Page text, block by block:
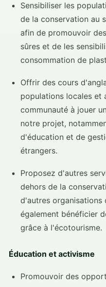
Sensibiliser les
de la conservation au
afin de promouvoir
sûres et de les
consommation de
Offrir des cours
populations locales et
communauté à jouer
notre projet,
d'éducation et de
étrangers.
Proposez d'autres
dehors de la
d'autres organisations
également bénéficier
grâce à l'écotourisme.
Éducation et activisme
Promouvoir des